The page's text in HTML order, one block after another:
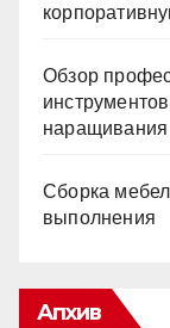
Обзор
наращивания
Сборка
выполнения
Апхив